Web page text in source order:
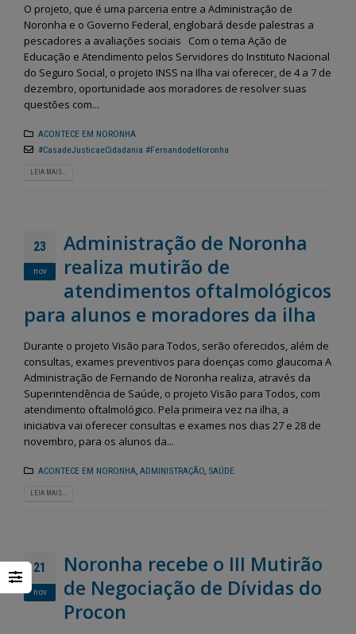
O projeto, que é uma parceria entre a Administração de
Noronha e o Governo Federal, englobará desde palestras a
pescadores a avaliações sociais Com o tema Ação de
Educação e Atendimento pelos Servidores do Instituto Nacional
do Seguro Social, o projeto INSS na Ilha vai oferecer, de 4 a 7 de
dezembro, oportunidade aos moradores de resolver suas
questões com...
ACONTECE EM NORONHA
#CasadeJusticaeCidadania #FernandodeNoronha
LEIA MAIS...
23
nov
Administração de Noronha
realiza mutirão de
atendimentos oftalmológicos
para alunos e moradores da ilha
Durante o projeto Visão para Todos, serão oferecidos, além de
consultas, exames preventivos para doenças como glaucoma A
Administração de Fernando de Noronha realiza, através da
Superintendência de Saúde, o projeto Visão para Todos, com
atendimento oftalmológico. Pela primeira vez na ilha, a
iniciativa vai oferecer consultas e exames nos dias 27 e 28 de
novembro, para os alunos da...
ACONTECE EM NORONHA, ADMINISTRAÇÃO, SAÚDE
LEIA MAIS...
21
nov
Noronha recebe o III Mutirão
de Negociação de Dívidas do
Procon